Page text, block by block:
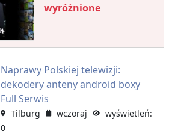
wyróżnione
Naprawy Polskiej telewizji:
dekodery anteny android boxy
Full Serwis
Tilburg wczoraj
wyświetleń:
0